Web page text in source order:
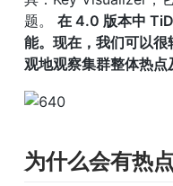
题。 在 4.0 版本中
能。现在，我们可以很
观地观察集群整体热点
为什么会有热